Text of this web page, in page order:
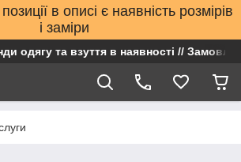
в описі є наявність розмірів
і заміри
одягу та взуття в наявності //